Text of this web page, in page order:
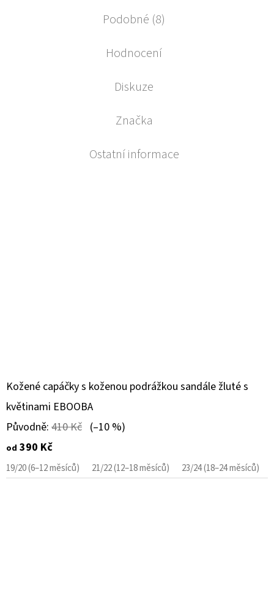
Podobné (8)
Hodnocení
Diskuze
Značka
Ostatní informace
Kožené capáčky s koženou podrážkou sandále žluté s
květinami EBOOBA
Původně: 410 Kč (–10 %)
od 390 Kč
19/20 (6–12 měsíců) 21/22 (12–18 měsíců) 23/24 (18–24 měsíců)